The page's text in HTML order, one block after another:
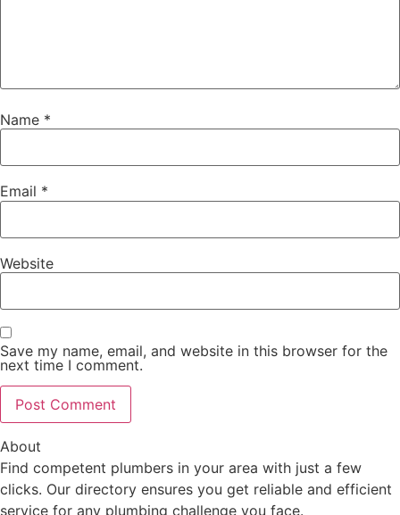
Name *
Email *
Website
Save my name, email, and website in this browser for the
next time I comment.
About
Find competent plumbers in your area with just a few
clicks. Our directory ensures you get reliable and efficient
service for any plumbing challenge you face.